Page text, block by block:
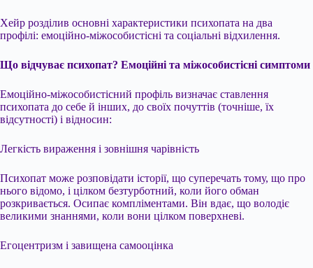
Хейр розділив основні характеристики психопата на два
профілі: емоційно-міжособистісні та соціальні відхилення.
Що відчуває психопат? Емоційні та міжособистісні симптоми
Емоційно-міжособистісний профіль визначає ставлення
психопата до себе й інших, до своїх почуттів (точніше, їх
відсутності) і відносин:
Легкість вираження і зовнішня чарівність
Психопат може розповідати історії, що суперечать тому, що про
нього відомо, і цілком безтурботний, коли його обман
розкривається. Осипає компліментами. Він вдає, що володіє
великими знаннями, коли вони цілком поверхневі.
Егоцентризм і завищена самооцінка